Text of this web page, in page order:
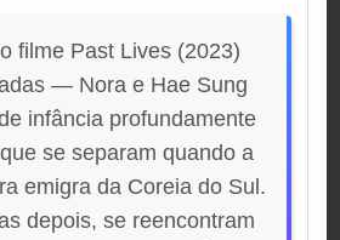
filme Past Lives (2023)
— Nora e Hae Sung
infância profundamente
se separam quando a
emigra da Coreia do Sul.
depois, se reencontram